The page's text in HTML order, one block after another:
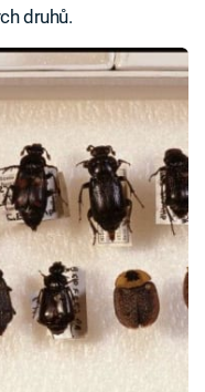
druhů.